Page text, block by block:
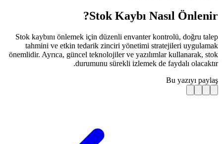
Stok
Stok kaybını önlemek için
tahmini ve etkin tedarik zinciri
önemlidir. Ayrıca, güncel
durumunu